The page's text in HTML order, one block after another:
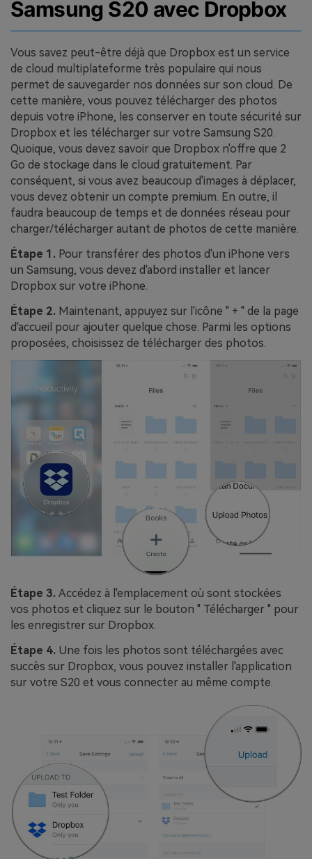
Samsung S20 avec Dropbox
Vous savez peut-être déjà que Dropbox est un service
de cloud multiplateforme très populaire qui nous
permet de sauvegarder nos données sur son cloud. De
cette manière, vous pouvez télécharger des photos
depuis votre iPhone, les conserver en toute sécurité sur
Dropbox et les télécharger sur votre Samsung S20.
Quoique, vous devez savoir que Dropbox n'offre que 2
Go de stockage dans le cloud gratuitement. Par
conséquent, si vous avez beaucoup d'images à déplacer,
vous devez obtenir un compte premium. En outre, il
faudra beaucoup de temps et de données réseau pour
charger/télécharger autant de photos de cette manière.
Étape 1. Pour transférer des photos d'un iPhone vers
un Samsung, vous devez d'abord installer et lancer
Dropbox sur votre iPhone.
Étape 2. Maintenant, appuyez sur l'icône " + " de la page
d'accueil pour ajouter quelque chose. Parmi les options
proposées, choisissez de télécharger des photos.
Étape 3. Accédez à l'emplacement où sont stockées
vos photos et cliquez sur le bouton " Télécharger " pour
les enregistrer sur Dropbox.
Étape 4. Une fois les photos sont téléchargées avec
succès sur Dropbox, vous pouvez installer l'application
sur votre S20 et vous connecter au même compte.